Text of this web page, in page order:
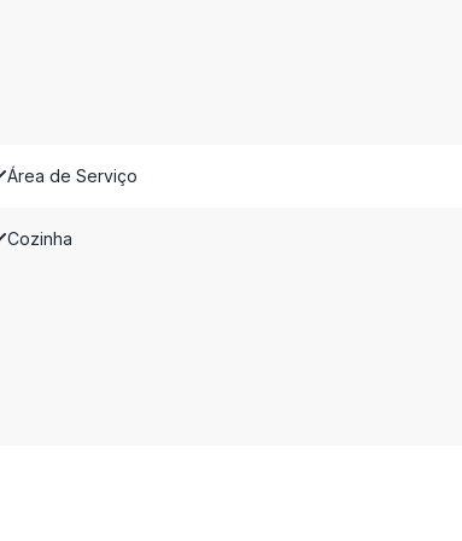
Área de Serviço
Cozinha